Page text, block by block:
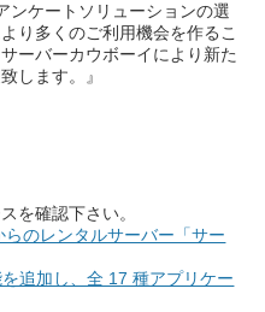
ンケートソリューションの選
り多くのご利用機会を作るこ
ーバーカウボーイにより新た
します。』
を確認下さい。
のレンタルサーバー「サー
追加し、全 17 種アプリケー